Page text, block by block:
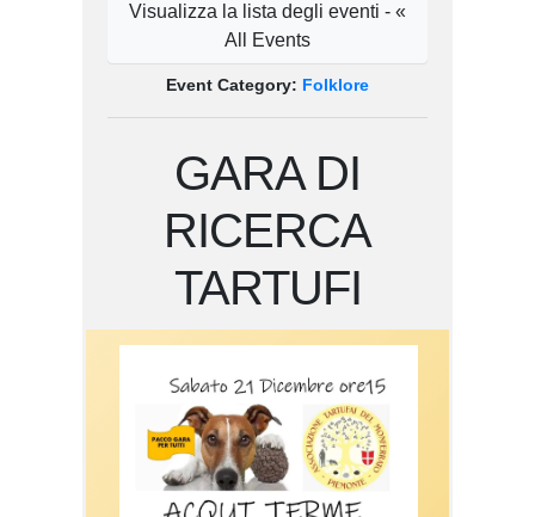
Visualizza la lista degli eventi - «
All Events
Event Category: Folklore
GARA DI
RICERCA
TARTUFI